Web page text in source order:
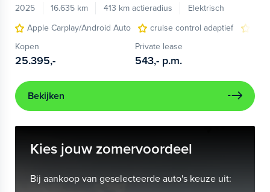
2025
16.635 km 413 km actieradius
Elektrisch
Apple Carplay/Android Auto
cruise control adaptief
Kopen
25.395,-
Private lease
543,- p.m.
Bekijken
Kies jouw zomervoordeel
Bij aankoop van geselecteerde auto's keuze uit: